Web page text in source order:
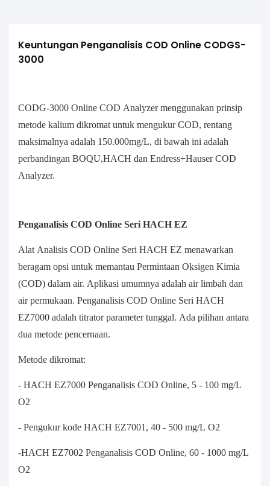
Keuntungan Penganalisis COD Online CODGS-
3000
CODG-3000 Online COD Analyzer menggunakan prinsip
metode kalium dikromat untuk mengukur COD, rentang
maksimalnya adalah 150.000mg/L, di bawah ini adalah
perbandingan BOQU,HACH dan Endress+Hauser COD
Analyzer.
Penganalisis COD Online Seri HACH EZ
Alat Analisis COD Online Seri HACH EZ menawarkan
beragam opsi untuk memantau Permintaan Oksigen Kimia
(COD) dalam air. Aplikasi umumnya adalah air limbah dan
air permukaan. Penganalisis COD Online Seri HACH
EZ7000 adalah titrator parameter tunggal. Ada pilihan antara
dua metode pencernaan.
Metode dikromat:
- HACH EZ7000 Penganalisis COD Online, 5 - 100 mg/L
O2
- Pengukur kode HACH EZ7001, 40 - 500 mg/L O2
-HACH EZ7002 Penganalisis COD Online, 60 - 1000 mg/L
O2